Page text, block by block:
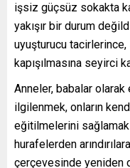
işsiz güçsüz sokakta
yakışır bir durum
uyuşturucu
kapışılmasına seyirci
Anneler, babalar
ilgilenmek, onların
eğitilmelerini sağlamak
hurafelerden
çerçevesinde yeniden